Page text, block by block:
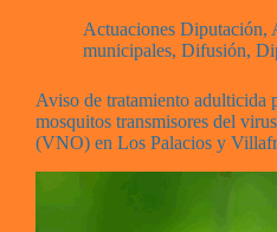
Actuaciones Diputación,
municipales, Difusión,
Aviso de tratamiento adulticida
mosquitos transmisores del
(VNO) en Los Palacios y